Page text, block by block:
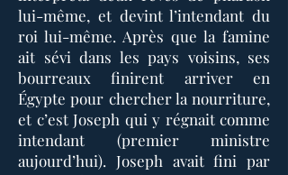
lui-même, et devint l’intendant du
roi lui-même. Après que la famine
ait sévi dans les pays voisins, ses
bourreaux finirent arriver en
Égypte pour chercher la nourriture,
et c’est Joseph qui y régnait comme
intendant (premier ministre
aujourd’hui). Joseph avait fini par